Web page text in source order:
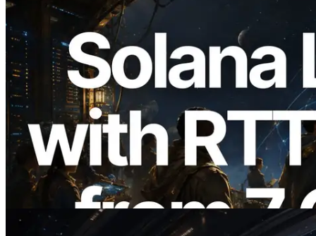
2026.08.05
ERPC expande a Solana Leader Slot API
com medição de ping a partir de 7 regiões
globais — Validators Information API
também lançada